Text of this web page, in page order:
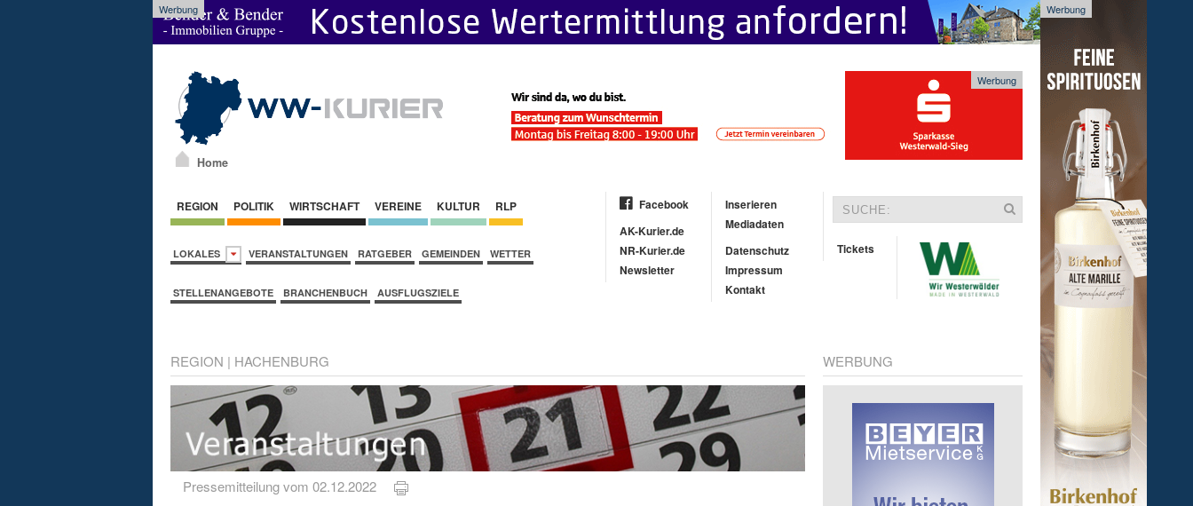
Werbung Werbung
Home
Werbung
REGION POLITIK WIRTSCHAFT VEREINE KULTUR RLP
LOKALES VERANSTALTUNGEN RATGEBER GEMEINDEN WETTER
STELLENANGEBOTE BRANCHENBUCH AUSFLUGSZIELE
Facebook
AK-Kurier.de
NR-Kurier.de
Newsletter
Inserieren
Mediadaten
Datenschutz
Impressum
Kontakt
Tickets
REGION | HACHENBURG
Pressemitteilung vom 02.12.2022
WERBUNG